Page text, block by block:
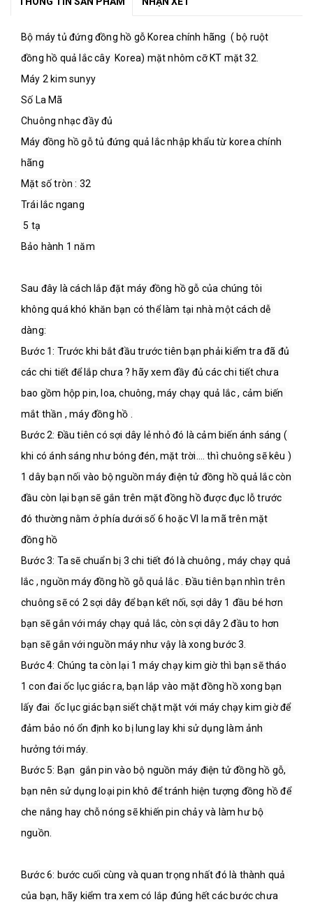
Bộ máy tủ đứng đồng hồ gỗ Korea chính hãng  ( bộ ruột
đồng hồ quả lắc cây  Korea) mặt nhôm cỡ KT mặt 32.
Máy 2 kim sunyy
Số La Mã
Chuông nhạc đầy đủ
Máy đồng hồ gỗ tủ đứng quả lắc nhập khẩu từ korea chính
hãng
Mặt số tròn : 32
Trái lắc ngang
5 tạ
Bảo hành 1 năm
Sau đây là cách lắp đặt máy đồng hồ gỗ của chúng tôi
không quá khó khăn bạn có thể làm tại nhà một cách dễ
dàng:
Bước 1: Trước khi bắt đầu trước tiên bạn phải kiểm tra đã đủ
các chi tiết để lắp chưa ? hãy xem đầy đủ các chi tiết chưa
bao gồm hộp pin, loa, chuông, máy chạy quả lắc , cảm biến
mắt thần , máy đồng hồ .
Bước 2: Đầu tiên có sợi dây lẻ nhỏ đó là cảm biến ánh sáng (
khi có ánh sáng như bóng đén, mặt trời…. thì chuông sẽ kêu )
1 dây bạn nối vào bộ nguồn máy điện tử đồng hồ quả lắc còn
đầu còn lại bạn sẽ gắn trên mặt đồng hồ được đục lỗ trước
đó thường nằm ở phía dưới số 6 hoặc VI la mã trên mặt
đồng hồ
Bước 3: Ta sẽ chuẩn bị 3 chi tiết đó là chuông , máy chạy quả
lắc , nguồn máy đồng hồ gỗ quả lắc . Đầu tiên bạn nhìn trên
chuông sẽ có 2 sợi dây để bạn kết nối, sợi dây 1 đầu bé hơn
bạn sẽ gắn với máy chạy quả lắc, còn sợi dây 2 đầu to hơn
bạn sẽ gắn với nguồn máy như vậy là xong bước 3.
Bước 4: Chúng ta còn lại 1 máy chạy kim giờ thì bạn sẽ tháo
1 con đai ốc lục giác ra, bạn lắp vào mặt đồng hồ xong bạn
lấy đai  ốc lục giác bạn siết chặt mặt với máy chạy kim giờ để
đảm bảo nó ổn định ko bị lung lay khi sử dụng làm ảnh
hưởng tới máy.
Bước 5: Bạn  gắn pin vào bộ nguồn máy điện tử đồng hồ gỗ,
bạn nên sử dụng loại pin khô để tránh hiện tượng đồng hồ để
che nắng hay chỗ nóng sẽ khiến pin chảy và làm hư bộ
nguồn.
Bước 6: bước cuối cùng và quan trọng nhất đó là thành quả
của bạn, hãy kiểm tra xem có lắp đúng hết các bước chưa